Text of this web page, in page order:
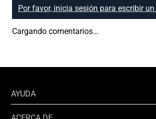
Por favor, inicia sesión para escribir
Cargando comentarios…
AYUDA